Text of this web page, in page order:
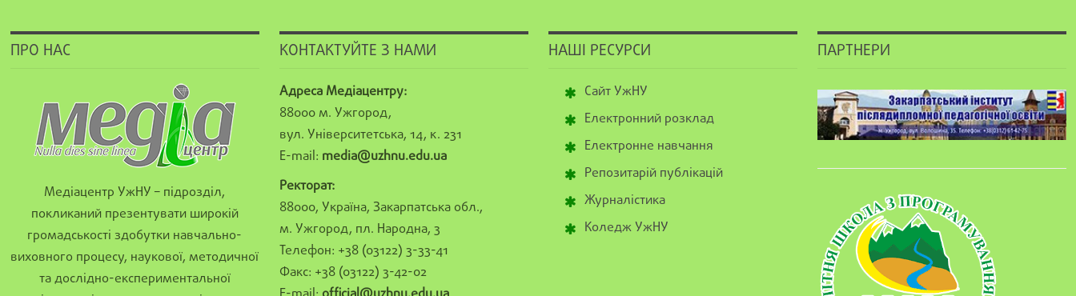
ПРО НАС
Медіацентр УжНУ – підрозділ,
покликаний презентувати широкій
громадськості здобутки навчально-
виховного процесу, наукової, методичної
та дослідно-експериментальної
КОНТАКТУЙТЕ З НАМИ
Адреса Медіацентру:
88000 м. Ужгород,
вул. Університетська, 14, к. 231
E-mail: media@uzhnu.edu.ua
Ректорат:
88000, Україна, Закарпатська обл.,
м. Ужгород, пл. Народна, 3
Телефон: +38 (03122) 3-33-41
Факс: +38 (03122) 3-42-02
НАШІ РЕСУРСИ
Сайт УжНУ
Електронний розклад
Електронне навчання
Репозитарій публікацій
Журналістика
Коледж УжНУ
ПАРТНЕРИ